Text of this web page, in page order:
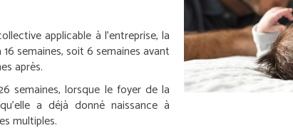
applicable à l’entreprise, la
semaines, soit 6 semaines avant
après.
semaines, lorsque le foyer de la
a déjà donné naissance à
multiples.